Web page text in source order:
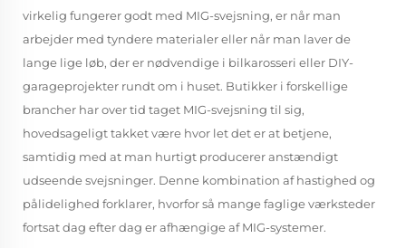
virkelig fungerer godt med MIG-svejsning, er når man
arbejder med tyndere materialer eller når man laver de
lange lige løb, der er nødvendige i bilkarosseri eller DIY-
garageprojekter rundt om i huset. Butikker i forskellige
brancher har over tid taget MIG-svejsning til sig,
hovedsageligt takket være hvor let det er at betjene,
samtidig med at man hurtigt producerer anstændigt
udseende svejsninger. Denne kombination af hastighed og
pålidelighed forklarer, hvorfor så mange faglige værksteder
fortsat dag efter dag er afhængige af MIG-systemer.